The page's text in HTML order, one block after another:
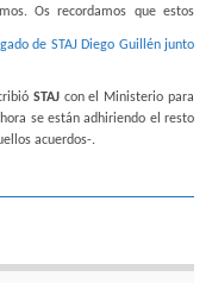
Os recordamos que estos
STAJcon el Ministerio para
se están adhiriendo el resto
acuerdos-.